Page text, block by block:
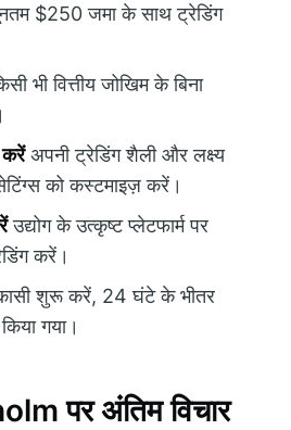
$250 जमा के साथ ट्रेडिंग
भी वित्तीय जोखिम के बिना
करेंअपनी ट्रेडिंग शैली और लक्ष्य
को कस्टमाइज़ करें।
उद्योग के उत्कृष्ट प्लेटफार्म पर
करें।
शुरू करें, 24 घंटे के भीतर
गया।
पर अंतिम विचार